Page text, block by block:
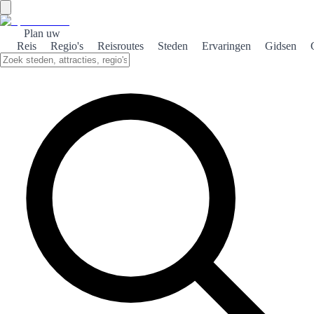
Plan uw
Reis
Regio's Reisroutes Steden Ervaringen Gidsen
Home/Reisgidsen Spanje/3 days
BESTEMMING · PREMIUMGIDS
3 DAGEN IN VALENCIA
Valencia met een duidelijke route — geen checklist voor op
Instagram.
Drie dagen zo gestructureerd dat Valencia niet meer aanvoelt als een
stapel tabbladen, maar zich gaat gedragen als een stad waar je echt
kunt lopen – minder diagonale kruisen, minder ‘we komen er wel
uit’-middagen.
Gestructureerde route✔ Geoptimaliseerde route✔
Gebouwd voor een eerste bezoek✔ Realistisch tempo